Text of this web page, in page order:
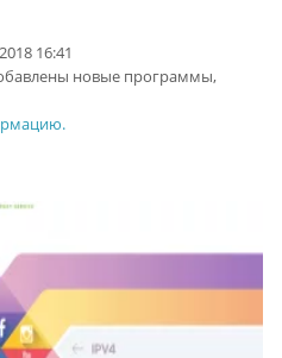
16:41
новые программы,